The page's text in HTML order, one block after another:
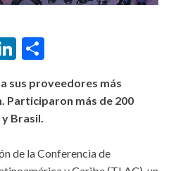
LinkedIn
sus proveedores más
Participaron más de 200
Brasil.
de la Conferencia de